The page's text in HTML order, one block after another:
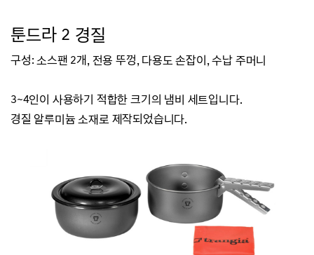
툰드라 2 경질
구성:소스팬 2개, 전용 뚜껑, 다용도 손잡이, 수납 주머니
3~4인이 사용하기 적합한 크기의 냄비 세트입니다.
경질 알루미늄 소재로 제작되었습니다.